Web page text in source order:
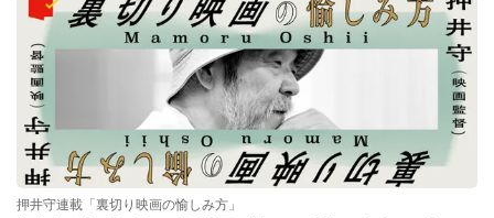
押井守連載「裏切り映画の愉しみ方」